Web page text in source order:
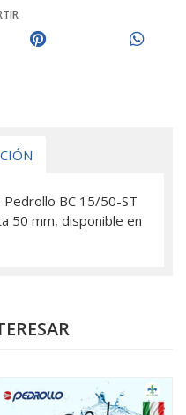
BC 15/50-ST
50 mm, disponible en